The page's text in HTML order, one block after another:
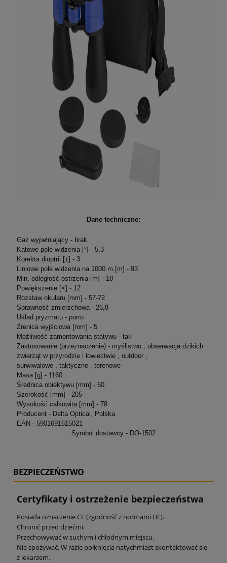
Dane techniczne:
Gaz wypełniający - brak
Kątowe pole widzenia [°] - 5,3
Korekta dioptrii [±] - 3
Liniowe pole widzenia na 1000 m [m] - 93
Min. odległość ostrzenia [m] - 18
Powiększenie [×] - 12
Rozstaw okularu [mm] - 57-72
Sprawność zmierzchowa - 26,8
Układ pryzmatu - porro
Źrenica wyjściowa [mm] - 5
Możliwość zamontowania statywu - tak
Zastosowanie (przeznaczenie) - myślistwo , obserwacja dzikich
zwierząt w przyrodzie i łowiectwie , outdoor ,
surwiwalowe , taktyczne , terenowe
Masa [g] - 1160
Średnica obiektywu [mm] - 60
Szerokość [mm] - 205
Wysokość całkowita [mm] - 78
Producent - Delta Optical, Polska
EAN - 5901691615021
Symbol dostawcy - DO-1502
BEZPIECZEŃSTWO
Certyfikaty i ostrzeżenie bezpieczeństwa
Posiada oznaczenie CE (zgodność z normami UE).
Chronić przed dziećmi.
Przechowywać w suchym i chłodnym miejscu.
Nie spożywać. W razie połknięcia natychmiast skontaktować się
z lekarzem.